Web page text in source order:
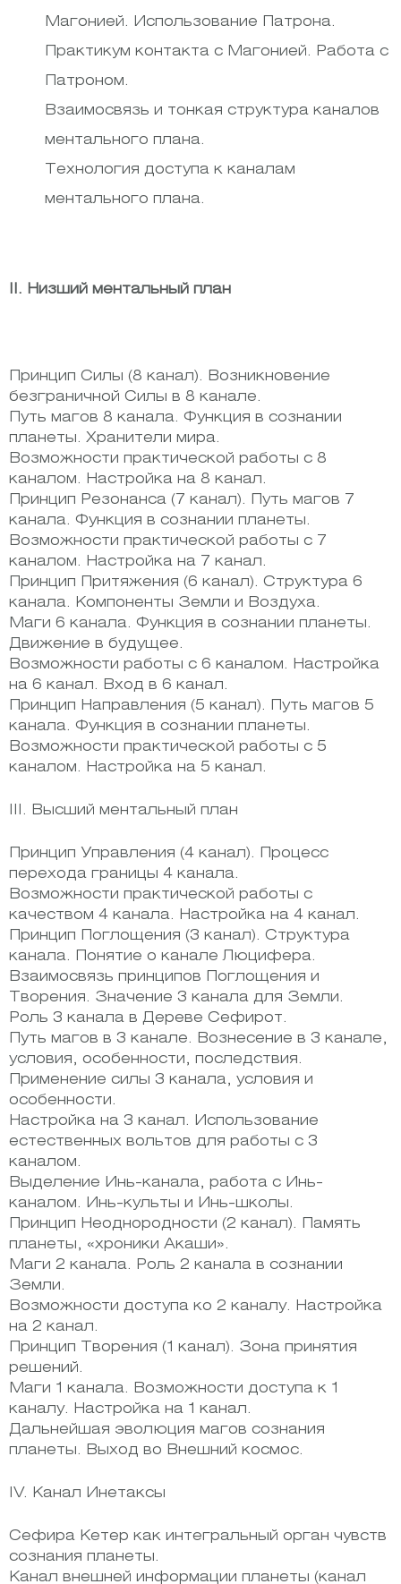
Магонией. Использование Патрона.
Практикум контакта с Магонией. Работа с
Патроном.
Взаимосвязь и тонкая структура каналов
ментального плана.
Технология доступа к каналам
ментального плана.
II. Низший ментальный план
Принцип Силы (8 канал). Возникновение
безграничной Силы в 8 канале.
Путь магов 8 канала. Функция в сознании
планеты. Хранители мира.
Возможности практической работы с 8
каналом. Настройка на 8 канал.
Принцип Резонанса (7 канал). Путь магов 7
канала. Функция в сознании планеты.
Возможности практической работы с 7
каналом. Настройка на 7 канал.
Принцип Притяжения (6 канал). Структура 6
канала. Компоненты Земли и Воздуха.
Маги 6 канала. Функция в сознании планеты.
Движение в будущее.
Возможности работы с 6 каналом. Настройка
на 6 канал. Вход в 6 канал.
Принцип Направления (5 канал). Путь магов 5
канала. Функция в сознании планеты.
Возможности практической работы с 5
каналом. Настройка на 5 канал.
III. Высший ментальный план
Принцип Управления (4 канал). Процесс
перехода границы 4 канала.
Возможности практической работы с
качеством 4 канала. Настройка на 4 канал.
Принцип Поглощения (3 канал). Структура
канала. Понятие о канале Люцифера.
Взаимосвязь принципов Поглощения и
Творения. Значение 3 канала для Земли.
Роль 3 канала в Дереве Сефирот.
Путь магов в 3 канале. Вознесение в 3 канале,
условия, особенности, последствия.
Применение силы 3 канала, условия и
особенности.
Настройка на 3 канал. Использование
естественных вольтов для работы с 3
каналом.
Выделение Инь-канала, работа с Инь-
каналом. Инь-культы и Инь-школы.
Принцип Неоднородности (2 канал). Память
планеты, «хроники Акаши».
Маги 2 канала. Роль 2 канала в сознании
Земли.
Возможности доступа ко 2 каналу. Настройка
на 2 канал.
Принцип Творения (1 канал). Зона принятия
решений.
Маги 1 канала. Возможности доступа к 1
каналу. Настройка на 1 канал.
Дальнейшая эволюция магов сознания
планеты. Выход во Внешний космос.
IV. Канал Инетаксы
Сефира Кетер как интегральный орган чувств
сознания планеты.
Канал внешней информации планеты (канал